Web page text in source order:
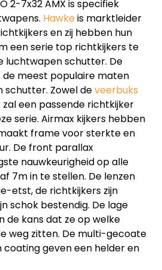
2-7x32 AMX is specifiek
Hawkeis marktleider
en zij hebben hun
een serie top richtkijkers te
luchtwapen schutter. De
meest populaire maten
schutter. Zowel deveerbuks
een passende richtkijker
serie. Airmax kijkers hebben
frame voor sterkte en
De front parallax
nauwkeurigheid op alle
7m in te stellen. De lenzen
etst, de richtkijkers zijn
schok bestendig. De lage
de kans dat ze op welke
weg zitten. De multi-gecoate
coating geven een helder en